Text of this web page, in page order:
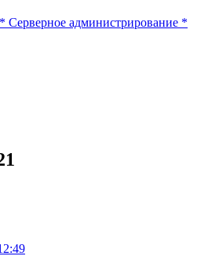
* Серверное администрирование *